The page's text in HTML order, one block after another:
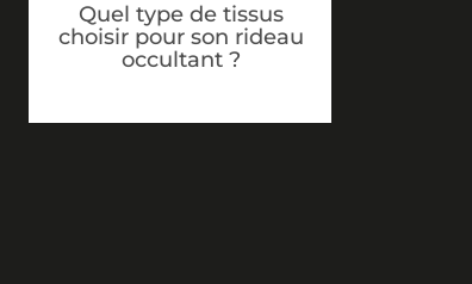
Quel type de tissus
choisir pour son rideau
occultant ?